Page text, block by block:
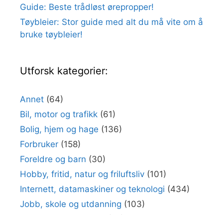
Guide: Beste trådløst ørepropper!
Tøybleier: Stor guide med alt du må vite om å
bruke tøybleier!
Utforsk kategorier:
Annet (64)
Bil, motor og trafikk (61)
Bolig, hjem og hage (136)
Forbruker (158)
Foreldre og barn (30)
Hobby, fritid, natur og friluftsliv (101)
Internett, datamaskiner og teknologi (434)
Jobb, skole og utdanning (103)